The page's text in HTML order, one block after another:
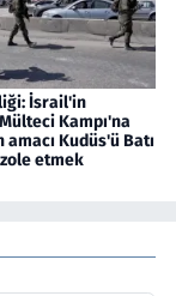
İsrail'in
Kampı'na
amacı Kudüs'ü Batı
etmek